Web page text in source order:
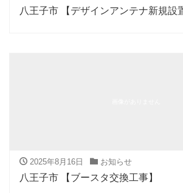
八王子市 【デザインアンテナ新規設
2025年8月16日 お知らせ
八王子市 【ブースタ交換工事】